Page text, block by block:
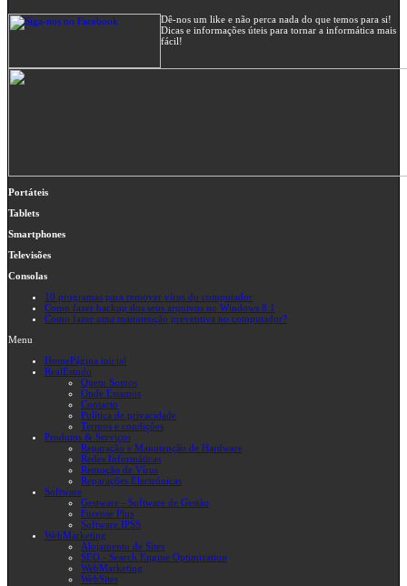
Dê-nos um like e não perca nada do que temos para si!
Dicas e informações úteis para tornar a informática mais
fácil!
Portáteis
Tablets
Smartphones
Televisões
Consolas
10 programas para remover vírus do computador
Como fazer backup dos seus arquivos no Windows 8.1
Como fazer uma manutenção preventiva no computador?
Menu
HomePágina inicial
RealEstudo
Quem Somos
Onde Estamos
Contacto
Política de privacidade
Termos e condições
Produtos & Serviços
Reparação e Manutenção de Hardware
Redes Informáticas
Remoção de Vírus
Reparações Electrónicas
Software
Gestware - Software de Gestão
Forense Plus
Software IPSS
WebMarketing
Alojamento de Sites
SEO - Search Engine Optimization
WebMarketing
WebSites